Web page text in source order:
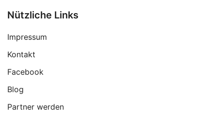
Nützliche Links
Impressum
Kontakt
Facebook
Blog
Partner werden